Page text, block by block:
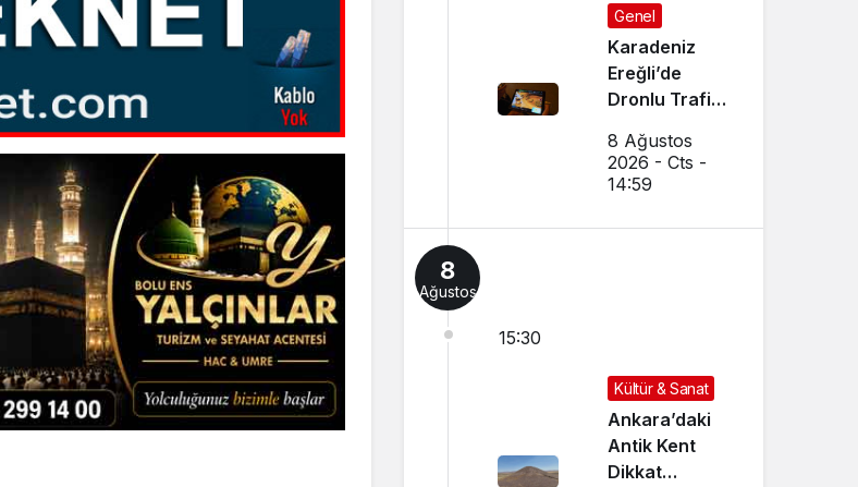
Genel
Karadeniz
Ereğli’de
Dronlu Trafik
Yapılıyor
8 Ağustos
2026 - Cts -
14:59
8
Ağustos
15:30
Kültür & Sanat
Ankara’daki
Antik Kent
Dikkat